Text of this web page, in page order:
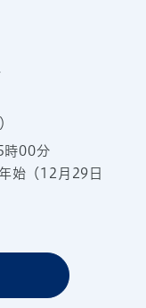
5時00分
始（12月29日